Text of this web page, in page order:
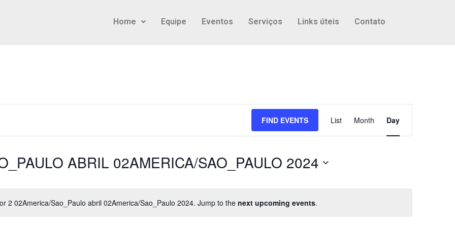
Home Equipe Eventos Serviços Links úteis Contato
2 02America/Sao_Paulo abril 02America/Sao_Paulo 2024. Jump to the next upcoming events.
FIND EVENTS
Event
Views
List Month Day
ABRIL 02AMERICA/SAO_PAULO 2024